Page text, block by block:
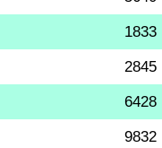
1833
2845
6428
9832